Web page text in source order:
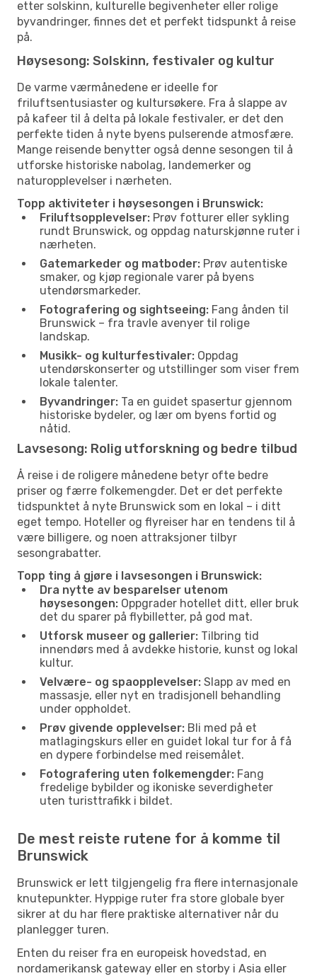
etter solskinn, kulturelle begivenheter eller rolige
byvandringer, finnes det et perfekt tidspunkt å reise
på.
Høysesong: Solskinn, festivaler og kultur
De varme værmånedene er ideelle for
friluftsentusiaster og kultursøkere. Fra å slappe av
på kafeer til å delta på lokale festivaler, er det den
perfekte tiden å nyte byens pulserende atmosfære.
Mange reisende benytter også denne sesongen til å
utforske historiske nabolag, landemerker og
naturopplevelser i nærheten.
Topp aktiviteter i høysesongen i Brunswick:
Friluftsopplevelser: Prøv fotturer eller sykling
rundt Brunswick, og oppdag naturskjønne ruter i
nærheten.
Gatemarkeder og matboder: Prøv autentiske
smaker, og kjøp regionale varer på byens
utendørsmarkeder.
Fotografering og sightseeing: Fang ånden til
Brunswick – fra travle avenyer til rolige
landskap.
Musikk- og kulturfestivaler: Oppdag
utendørskonserter og utstillinger som viser frem
lokale talenter.
Byvandringer: Ta en guidet spasertur gjennom
historiske bydeler, og lær om byens fortid og
nåtid.
Lavsesong: Rolig utforskning og bedre tilbud
Å reise i de roligere månedene betyr ofte bedre
priser og færre folkemengder. Det er det perfekte
tidspunktet å nyte Brunswick som en lokal – i ditt
eget tempo. Hoteller og flyreiser har en tendens til å
være billigere, og noen attraksjoner tilbyr
sesongrabatter.
Topp ting å gjøre i lavsesongen i Brunswick:
Dra nytte av besparelser utenom
høysesongen: Oppgrader hotellet ditt, eller bruk
det du sparer på flybilletter, på god mat.
Utforsk museer og gallerier: Tilbring tid
innendørs med å avdekke historie, kunst og lokal
kultur.
Velvære- og spaopplevelser: Slapp av med en
massasje, eller nyt en tradisjonell behandling
under oppholdet.
Prøv givende opplevelser: Bli med på et
matlagingskurs eller en guidet lokal tur for å få
en dypere forbindelse med reisemålet.
Fotografering uten folkemengder: Fang
fredelige bybilder og ikoniske severdigheter
uten turisttrafikk i bildet.
De mest reiste rutene for å komme til
Brunswick
Brunswick er lett tilgjengelig fra flere internasjonale
knutepunkter. Hyppige ruter fra store globale byer
sikrer at du har flere praktiske alternativer når du
planlegger turen.
Enten du reiser fra en europeisk hovedstad, en
nordamerikansk gateway eller en storby i Asia eller